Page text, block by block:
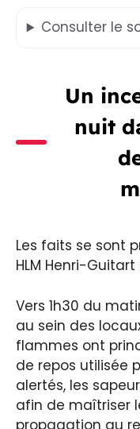
Consulter le
Un
nuit
Les faits se sont
HLM Henri-
Vers 1h30 du
au sein des
flammes ont
de repos utilisée
alertés, les
afin de maîtriser
propagation au